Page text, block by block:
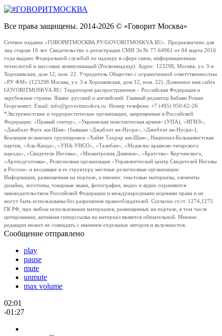
Все права защищены. 2014-2026 © «Говорит Москва»
Сетевое издание «ГОВОРИТМОСКВА.РУ/GOVORITMOSKVA.RU». Предназначено для
лиц старше 16 лет. Свидетельство о регистрации СМИ Эл № 77-64961 от 04 марта 2016
года выдано Федеральной службой по надзору в сфере связи, информационных
технологий и массовых коммуникаций (Роскомнадзор). Адрес: 123298, Москва, ул. 3-я
Хорошевская, дом 12, пом. 22. Учредитель Общество с ограниченной ответственностью
«РУ ФМ» (123298 Москва, ул. 3-я Хорошевская, дом 12, пом. 22). Доменное имя сайта
GOVORITMOSKVA.RU. Территория распространения – Российская Федерация и
зарубежные страны. Языки: русский и английский. Главный редактор Бабаян Роман
Георгиевич. Email: info@govoritmoskva.ru. Номер телефона: +7 (495) 950-62-26
*Экстремистские и террористические организации, запрещенные в Российской
Федерации: «Правый сектор», «Украинская повстанческая армия» (УПА), «ИГИЛ»,
«Джабхат Фатх аш-Шам» (бывшая «Джабхат ан-Нусра», «Джебхат ан-Нусра»),
Коалиция исламских группировок «Хайят Тахрир аш-Шам», Национал-Большевистская
партия, «Аль-Каида», «УНА-УНСО», «Талибан», «Меджлис крымско-татарского
народа», «Свидетели Иеговы», «Мизантропик Дивижн», «Братство» Корчинского,
«Артподготовка», Религиозная организация «Управленческий центр Свидетелей Иеговы
в России» и входящие в ее структуру местные религиозные организации.
Информация, размещенная на портале, а именно: текстовые материалы, элементы
дизайна, логотипы, товарные знаки, фотографии, видео и аудио охраняются
законодательством Российской Федерации и международными нормами права и не
могут быть использованы без разрешения правообладателей. Согласно ст.ст. 1274,1275
ГК РФ, при любом использовании материалов, размещенных на портале, в том числе
цитировании, активная гиперссылка на материал является обязательной. Мнение
редакции может не совпадать с мнением отдельных авторов и колумнистов.
Сообщение отправлено
play
pause
mute
unmute
max volume
02:01
-01:27